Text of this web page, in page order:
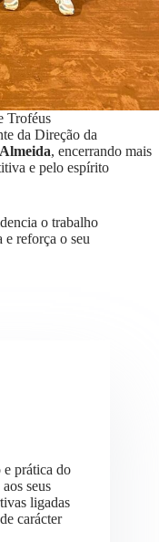
Troféus
da Direção da
, encerrando mais
e pelo espírito
o trabalho
e reforça o seu
e prática do
seus
ligadas
carácter